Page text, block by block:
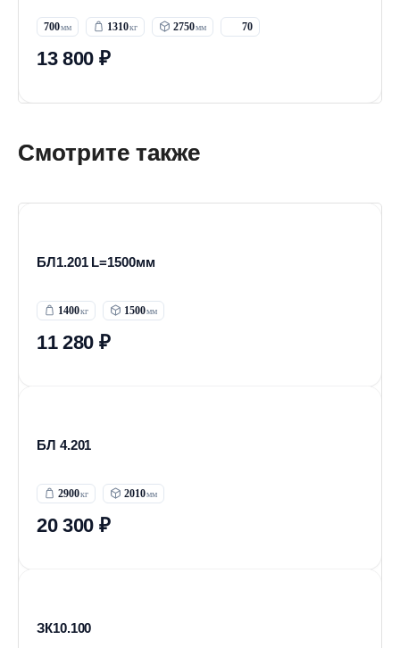
700 1310 2750 70
13 800 ₽
Смотрите также
БЛ1.201 L=1500мм
1400 1500
11 280 ₽
БЛ 4.201
2900 2010
20 300 ₽
ЗК10.100